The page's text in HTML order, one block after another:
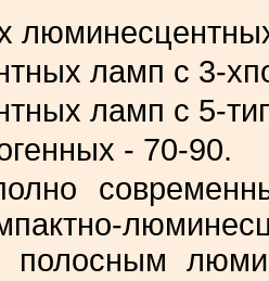
ламп с 3-
ламп с 5-
- 70-90.